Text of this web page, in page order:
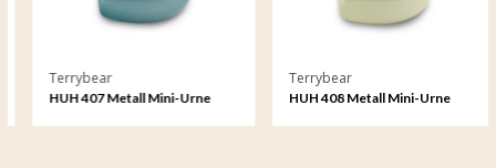
Terrybear
HUH 407 Metall Mini-Urne
Terrybear
HUH 408 Metall Mini-Urne